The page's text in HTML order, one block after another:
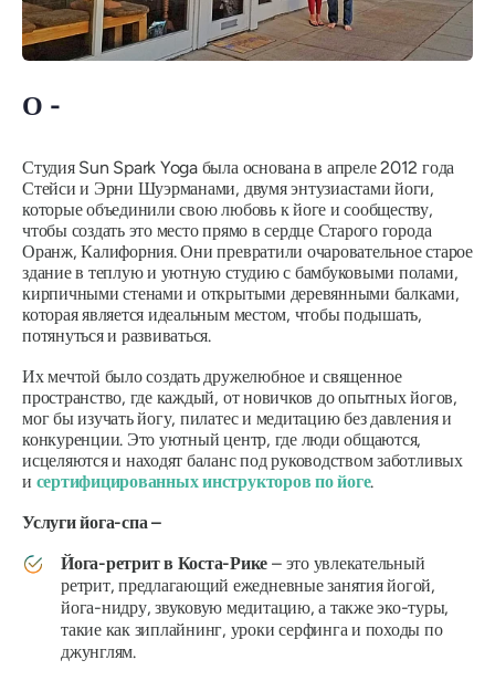
О -
Студия Sun Spark Yoga была основана в апреле 2012 года
Стейси и Эрни Шуэрманами, двумя энтузиастами йоги,
которые объединили свою любовь к йоге и сообществу,
чтобы создать это место прямо в сердце Старого города
Оранж, Калифорния. Они превратили очаровательное старое
здание в теплую и уютную студию с бамбуковыми полами,
кирпичными стенами и открытыми деревянными балками,
которая является идеальным местом, чтобы подышать,
потянуться и развиваться.
Их мечтой было создать дружелюбное и священное
пространство, где каждый, от новичков до опытных йогов,
мог бы изучать йогу, пилатес и медитацию без давления и
конкуренции. Это уютный центр, где люди общаются,
исцеляются и находят баланс под руководством заботливых
и сертифицированных инструкторов по йоге.
Услуги йога-спа –
Йога-ретрит в Коста-Рике – это увлекательный
ретрит, предлагающий ежедневные занятия йогой,
йога-нидру, звуковую медитацию, а также эко-туры,
такие как зиплайнинг, уроки серфинга и походы по
джунглям.